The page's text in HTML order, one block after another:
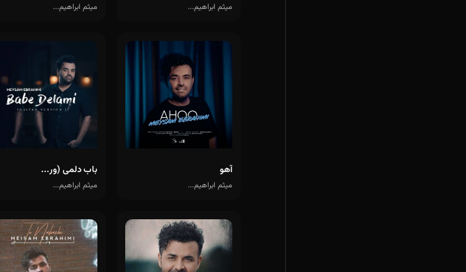
میثم ابراهیم... میثم ابراهیم...
آهو
میثم ابراهیم...
باب دلمی (ور...
میثم ابراهیم...